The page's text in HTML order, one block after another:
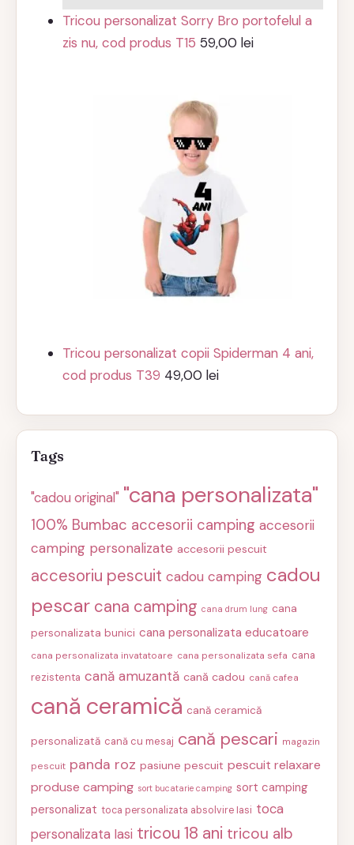
Tricou personalizat Sorry Bro portofelul a
zis nu, cod produs T15 59,00lei
Tricou personalizat copii Spiderman 4 ani,
cod produs T39 49,00lei
Tags
"cadou original" "cana personalizata"
100% Bumbac accesorii camping accesorii
camping personalizate accesorii pescuit
accesoriu pescuit cadou camping cadou
pescar cana camping cana drum lung cana
personalizata bunici cana personalizata educatoare
cana personalizata invatatoare cana personalizata sefa cana
rezistenta cană amuzantă cană cadou cană cafea
cană ceramică cană ceramică
personalizată cană cu mesaj cană pescari magazin
pescuit panda roz pasiune pescuit pescuit relaxare
produse camping sort bucatarie camping sort camping
personalizat toca personalizata absolvire Iasi toca
personalizata Iasi tricou 18 ani tricou alb